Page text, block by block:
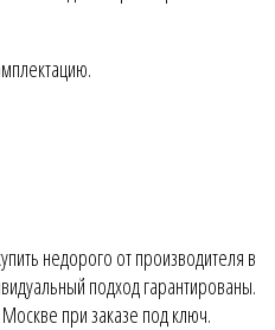
недорого от производителя в
подход гарантированы.
Москве при заказе под ключ.